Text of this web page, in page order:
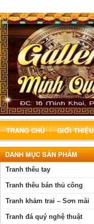
TRANG CHỦ GIỚI THIỆU
DANH MỤC SẢN PHẨM
Tranh thêu tay
Tranh thêu bán thủ công
Tranh khảm trai – Sơn mài
Tranh đá quý nghệ thuật